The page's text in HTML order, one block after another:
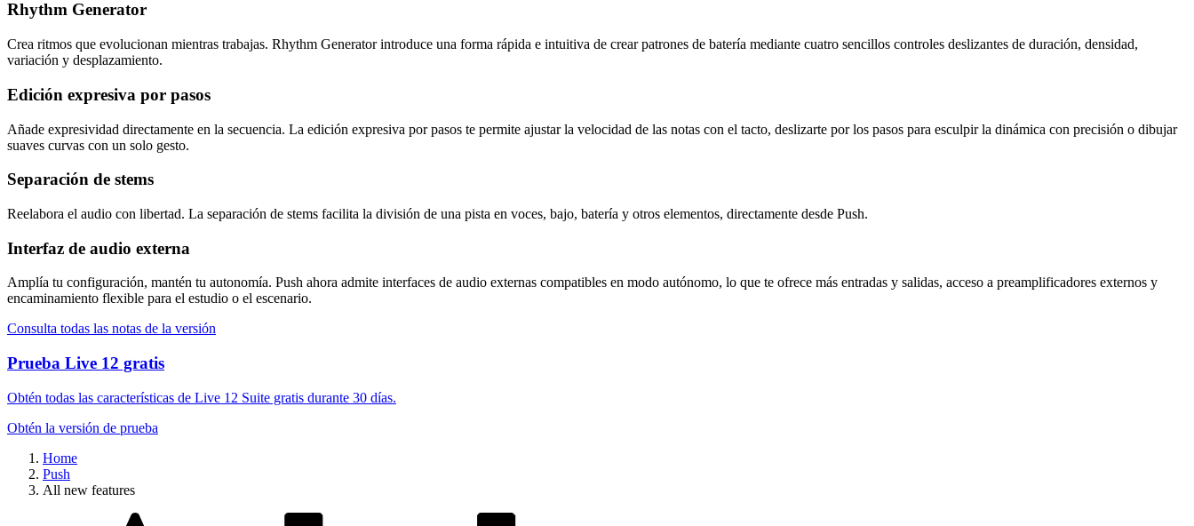
Rhythm Generator
Crea ritmos que evolucionan mientras trabajas. Rhythm Generator introduce una forma rápida e intuitiva de crear patrones de batería mediante cuatro sencillos controles deslizantes de duración, densidad,
variación y desplazamiento.
Edición expresiva por pasos
Añade expresividad directamente en la secuencia. La edición expresiva por pasos te permite ajustar la velocidad de las notas con el tacto, deslizarte por los pasos para esculpir la dinámica con precisión o dibujar
suaves curvas con un solo gesto.
Separación de stems
Reelabora el audio con libertad. La separación de stems facilita la división de una pista en voces, bajo, batería y otros elementos, directamente desde Push.
Interfaz de audio externa
Amplía tu configuración, mantén tu autonomía. Push ahora admite interfaces de audio externas compatibles en modo autónomo, lo que te ofrece más entradas y salidas, acceso a preamplificadores externos y
encaminamiento flexible para el estudio o el escenario.
Consulta todas las notas de la versión
Prueba Live 12 gratis
Obtén todas las características de Live 12 Suite gratis durante 30 días.
Obtén la versión de prueba
Home
Push
All new features